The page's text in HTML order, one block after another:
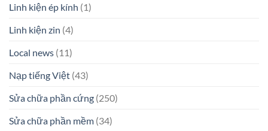
Linh kiện ép kính (1)
Linh kiện zin (4)
Local news (11)
Nạp tiếng Việt (43)
Sửa chữa phần cứng (250)
Sửa chữa phần mềm (34)